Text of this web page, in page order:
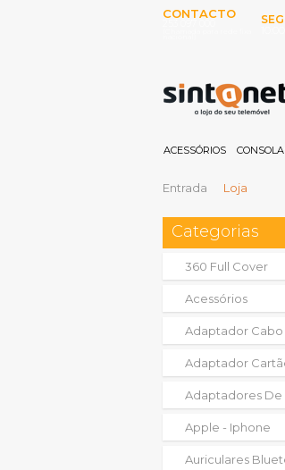
CONTACTO
ACESSÓRIOS
Entrada Loja
Categorias
360 Full Cover
Acessórios
Adaptador
Adaptador
Adaptadores De
Apple - Iphone
Auriculares